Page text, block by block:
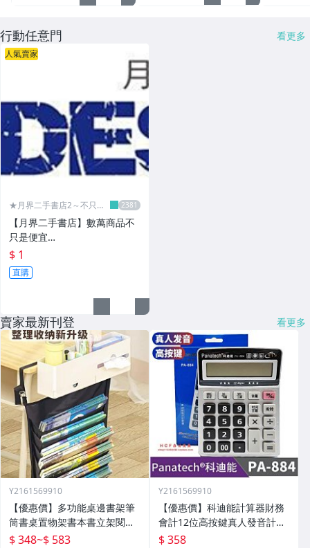
行動任意門 看更多
人氣賣家
★月界二手書店2～不只是
【月界二手書店】數萬商品不
只是便宜…
$ 1
直購
賣家最新刊登 看更多
Y2161569910
【優惠價】多功能桌邊書架筆
筒書桌置物架書本書立架閱讀
架桌面神器整理
$ 348~$ 583
Y2161569910
【優惠價】科迪能計算器財務
會計12位高按鍵真人發音計算
機財務會計用PA-884
$ 358